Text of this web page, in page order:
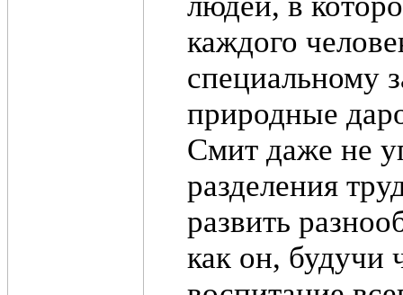
каждого
специальному
природные
Смит даже не
разделения
развить
как он, будучи